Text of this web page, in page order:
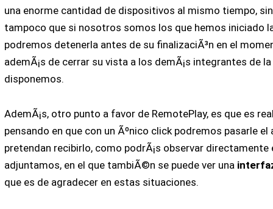
una enorme cantidad de dispositivos al mismo tiempo,
tampoco que si nosotros somos los que hemos iniciado
podremos detenerla antes de su finalizaciÃ³n en el
ademÃ¡s de cerrar su vista a los demÃ¡s integrantes de
disponemos.
AdemÃ¡s, otro punto a favor de RemotePlay, es que es
pensando en que con un Ãºnico click podremos pasarle
pretendan recibirlo, como podrÃ¡s observar directamente
adjuntamos, en el que tambiÃ©n se puede ver una
que es de agradecer en estas situaciones.